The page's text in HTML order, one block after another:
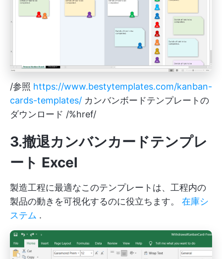
/参照 https://www.bestytemplates.com/kanban-
cards-templates/ カンバンボードテンプレートの
ダウンロード /%href/
3.撤退カンバンカードテンプレ
ート Excel
製造工程に最適なこのテンプレートは、工程内の
製品の動きを可視化するのに役立ちます。 在庫シ
ステム .